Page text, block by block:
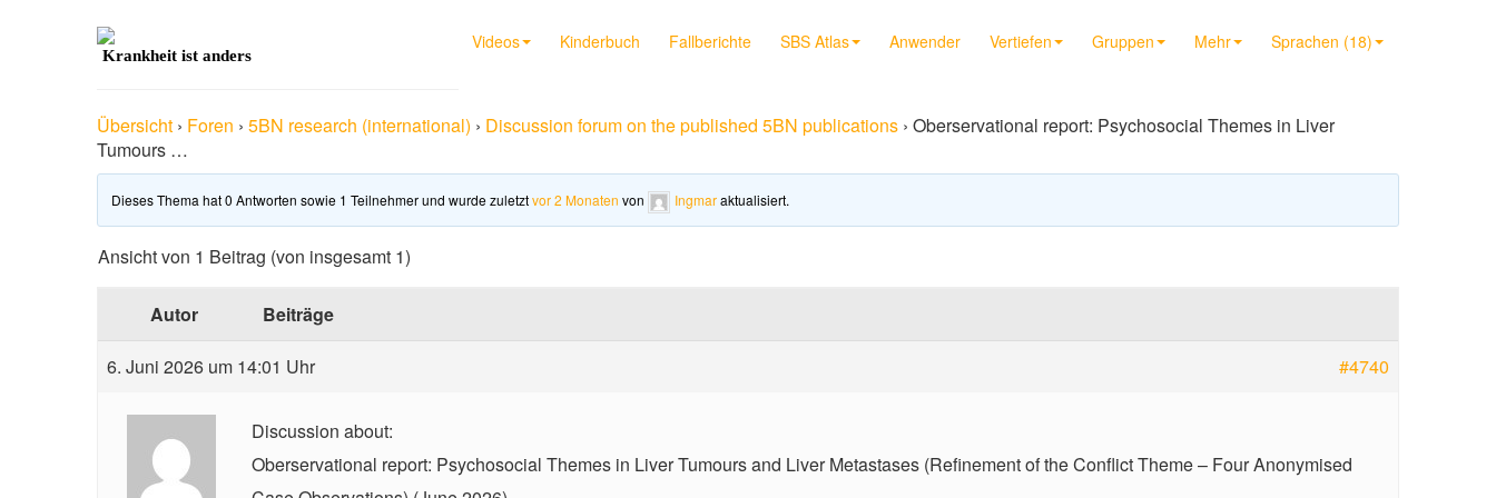
Videos Kinderbuch Fallberichte SBS Atlas Anwender Vertiefen Gruppen Mehr Sprachen (18)
Krankheit ist anders
Übersicht › Foren › 5BN research (international) › Discussion forum on the published 5BN publications › Oberservational report: Psychosocial Themes in Liver
Tumours …
Dieses Thema hat 0 Antworten sowie 1 Teilnehmer und wurde zuletztvor 2 Monaten von Ingmaraktualisiert.
Ansicht von 1 Beitrag (von insgesamt 1)
Autor Beiträge
6. Juni 2026 um 14:01 Uhr #4740
Discussion about:
Oberservational report: Psychosocial Themes in Liver Tumours and Liver Metastases (Refinement of the Conflict Theme – Four Anonymised